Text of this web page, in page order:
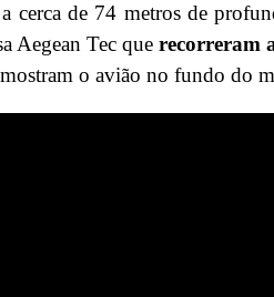
cerca de 74 metros de
Aegean Tec que recorreram
o avião no fundo do